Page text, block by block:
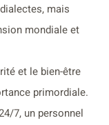
mais
mondiale et
et le bien-être
primordiale.
7, un personnel